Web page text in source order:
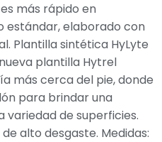
más rápido en
estándar, elaborado con
Plantilla sintética HyLyte
plantilla Hytrel
más cerca del pie, donde
para brindar una
de superficies.
alto desgaste. Medidas: